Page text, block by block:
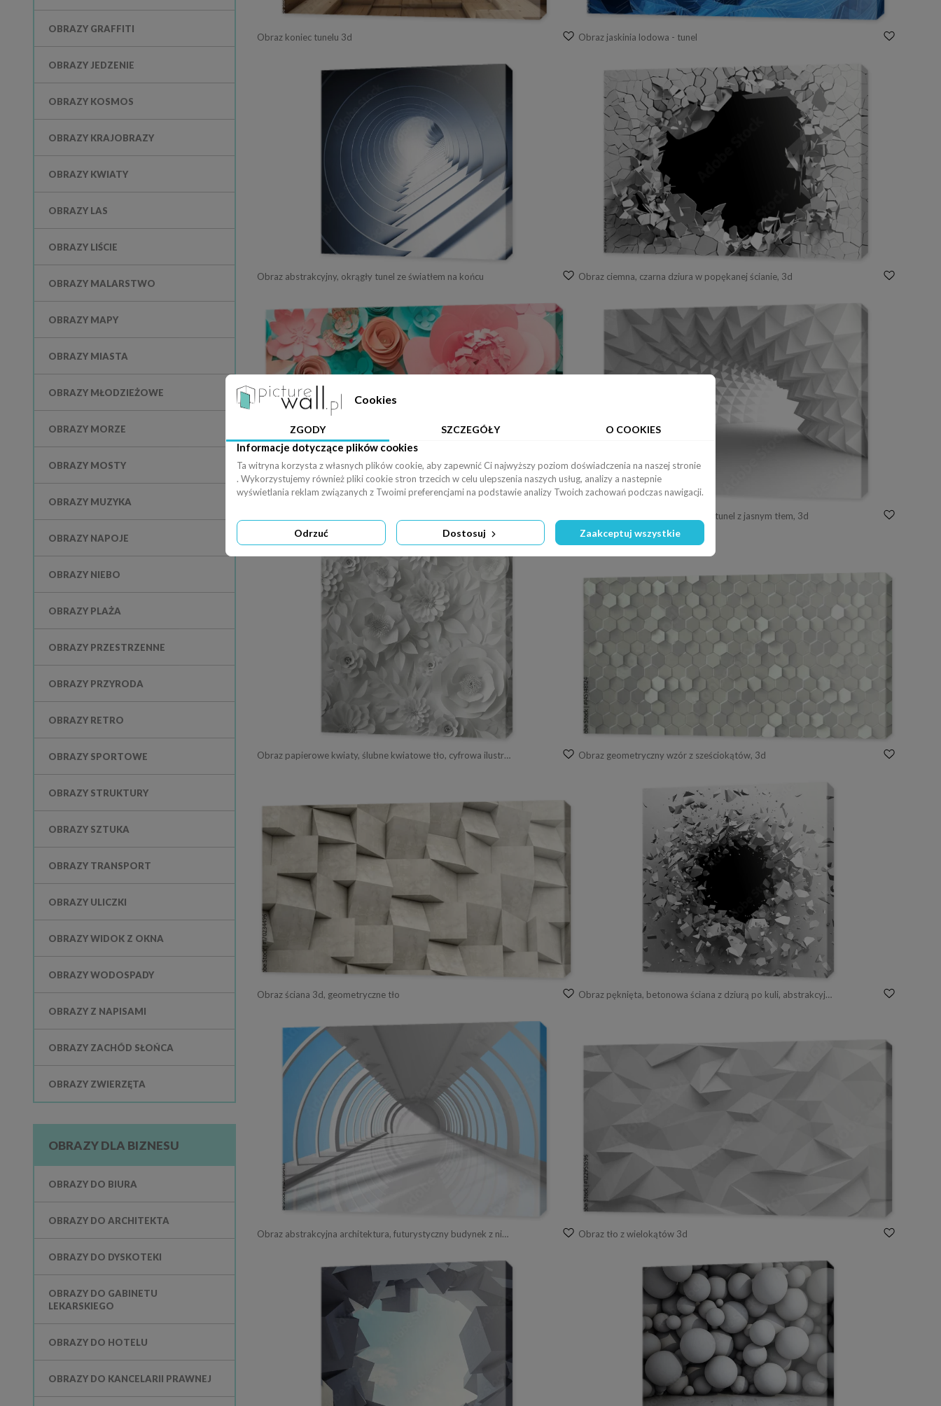
Obraz koniec tunelu 3d Obraz jaskinia lodowa - tunel
Obraz abstrakcyjny, okrągły tunel ze światłem na końcu Obraz ciemna, czarna dziura w popękanej ścianie, 3d
Obraz abstrakcyjna architektura, tunel z jasnym tłem, 3d
Obraz papierowe kwiaty, ślubne kwiatowe tło, cyfrowa ilustracja 3d Obraz geometryczny wzór z sześciokątów, 3d
Obraz ściana 3d, geometryczne tło Obraz pęknięta, betonowa ściana z dziurą po kuli, abstrakcyjne tło, 3D
Obraz abstrakcyjna architektura, futurystyczny budynek z niebem w tle Obraz tło z wielokątów 3d
OBRAZY GRAFFITI
OBRAZY JEDZENIE
OBRAZY KOSMOS
OBRAZY KRAJOBRAZY
OBRAZY KWIATY
OBRAZY LAS
OBRAZY LIŚCIE
OBRAZY MALARSTWO
OBRAZY MAPY
OBRAZY MIASTA
OBRAZY MŁODZIEŻOWE
OBRAZY MORZE
OBRAZY MOSTY
OBRAZY MUZYKA
OBRAZY NAPOJE
OBRAZY NIEBO
OBRAZY PLAŻA
OBRAZY PRZESTRZENNE
OBRAZY PRZYRODA
OBRAZY RETRO
OBRAZY SPORTOWE
OBRAZY STRUKTURY
OBRAZY SZTUKA
OBRAZY TRANSPORT
OBRAZY ULICZKI
OBRAZY WIDOK Z OKNA
OBRAZY WODOSPADY
OBRAZY Z NAPISAMI
OBRAZY ZACHÓD SŁOŃCA
OBRAZY ZWIERZĘTA
OBRAZY DLA BIZNESU
OBRAZY DO BIURA
OBRAZY DO ARCHITEKTA
OBRAZY DO DYSKOTEKI
OBRAZY DO GABINETU
LEKARSKIEGO
OBRAZY DO HOTELU
OBRAZY DO KANCELARII PRAWNEJ
Cookies
ZGODY SZCZEGÓŁY O COOKIES
Informacje dotyczące plików cookies
Ta witryna korzysta z własnych plików cookie, aby zapewnić Ci najwyższy poziom doświadczenia na naszej stronie
. Wykorzystujemy również pliki cookie stron trzecich w celu ulepszenia naszych usług, analizy a nastepnie
wyświetlania reklam związanych z Twoimi preferencjami na podstawie analizy Twoich zachowań podczas nawigacji.
Odrzuć Dostosuj Zaakceptuj wszystkie